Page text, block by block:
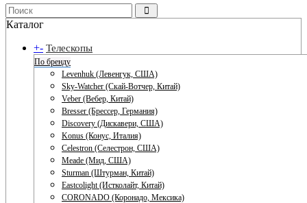
Каталог
+- Телескопы
По бренду
Levenhuk (Левенгук, США)
Sky-Watcher (Скай-Вотчер, Китай)
Veber (Вебер, Китай)
Bresser (Брессер, Германия)
Discovery (Дискавери, США)
Konus (Конус, Италия)
Celestron (Селестрон, США)
Meade (Мид, США)
Sturman (Штурман, Китай)
Eastcolight (Истколайт, Китай)
CORONADO (Коронадо, Мексика)